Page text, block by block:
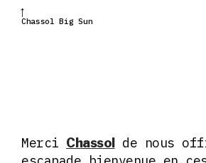
Chassol Big Sun
Merci Chassolde nous